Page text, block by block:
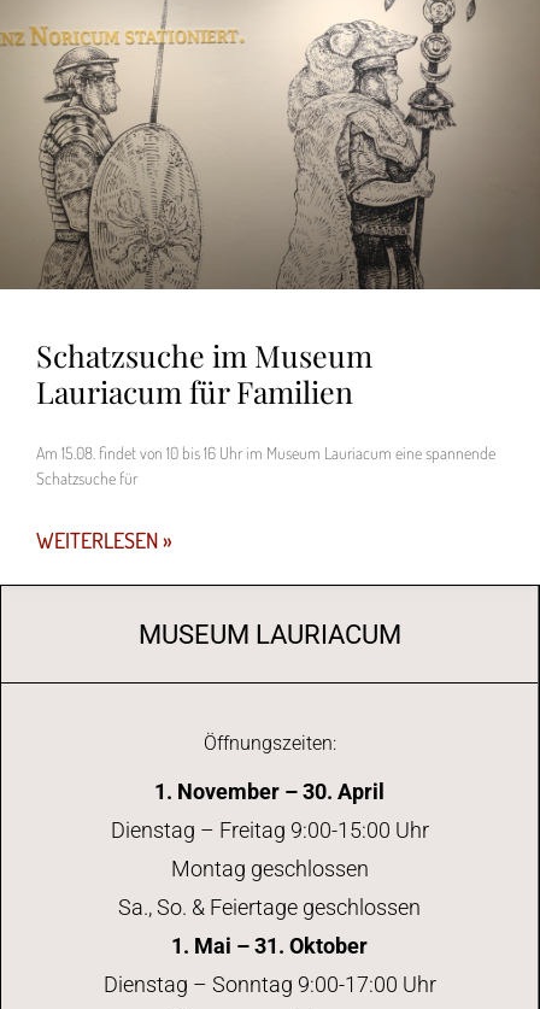
Schatzsuche im Museum
Lauriacum für Familien
Am 15.08. findet von 10 bis 16 Uhr im Museum Lauriacum eine spannende
Schatzsuche für
WEITERLESEN »
MUSEUM LAURIACUM
Öffnungszeiten:
1. November – 30. April
Dienstag – Freitag 9:00-15:00 Uhr
Montag geschlossen
Sa., So. & Feiertage geschlossen
1. Mai – 31. Oktober
Dienstag – Sonntag 9:00-17:00 Uhr